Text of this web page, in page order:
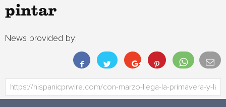
pintar
News provided by: